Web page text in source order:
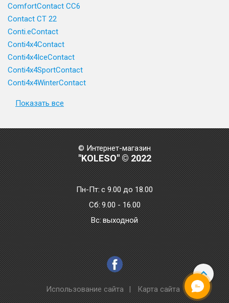
ComfortContact CC6
Contact CT 22
Conti.eContact
Conti4x4Contact
Conti4x4IceContact
Conti4x4SportContact
Conti4x4WinterContact
Показать все
© Интернет-магазин
"KOLESO" © 2022
Пн-Пт:с 9.00 до 18.00
Сб: 9.00 - 16.00
Bc: выходной
Использование сайта | Карта сайта